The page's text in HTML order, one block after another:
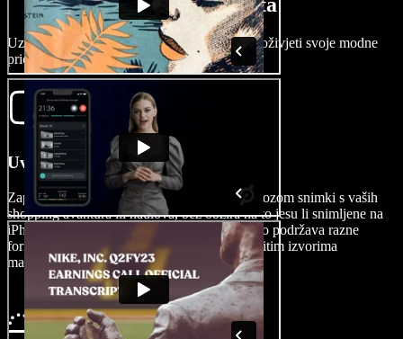
Uz Speechify Studio kreatori sadržaja mogu oživjeti svoje modne
priče u svega par minuta.
Uvezite svoj video
Započnite svoj modni video jednostavnim uvozom snimki s vaših
shopping avantura ili haulova, bez obzira na to jesu li snimljene na
iPhoneu ili Android uređaju. Speechify Studio podržava razne
formate, što osigurava kompatibilnost s različitim izvorima
materijala. Samo dodirnite Slike/Videi.